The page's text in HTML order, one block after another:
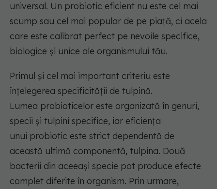
universal. Un probiotic eficient nu este cel mai
scump sau cel mai popular de pe piață, ci acela
care este calibrat perfect pe nevoile specifice,
biologice și unice ale organismului tău.
Primul și cel mai important criteriu este
înțelegerea specificității de tulpină.
Lumea probioticelor este organizată în genuri,
specii și tulpini specifice, iar eficiența
unui probiotic este strict dependentă de
această ultimă componentă, tulpina. Două
bacterii din aceeași specie pot produce efecte
complet diferite în organism. Prin urmare,